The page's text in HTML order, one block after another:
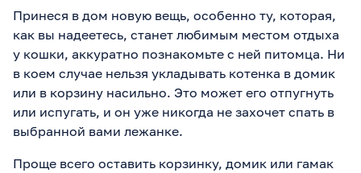
Принеся в дом новую вещь, особенно ту, которая,
как вы надеетесь, станет любимым местом отдыха
у кошки, аккуратно познакомьте с ней питомца. Ни
в коем случае нельзя укладывать котенка в домик
или в корзину насильно. Это может его отпугнуть
или испугать, и он уже никогда не захочет спать в
выбранной вами лежанке.
Проще всего оставить корзинку, домик или гамак